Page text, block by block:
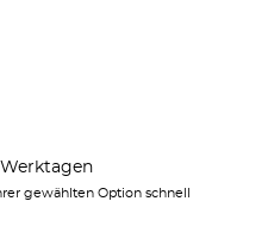
Werktagen
gewählten Option schnell